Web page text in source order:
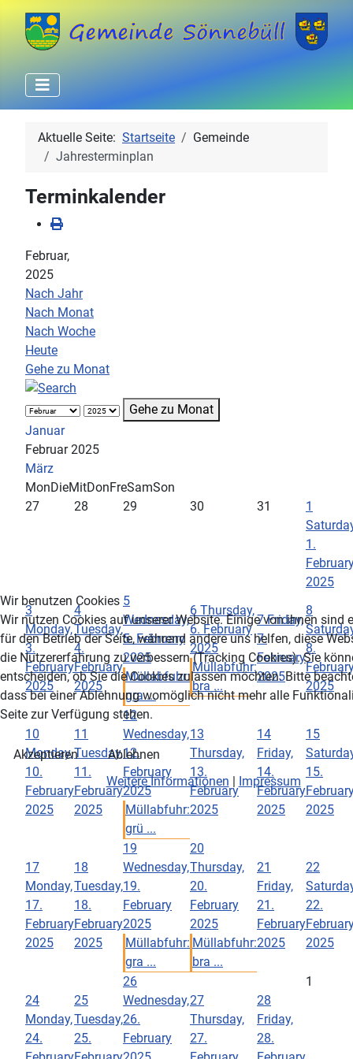
Aktuelle Seite: Startseite
Gemeinde
Jahresterminplan
Terminkalender
Februar,
2025
Nach Jahr
Nach Monat
Nach Woche
Heute
Gehe zu Monat
Gehe zu Monat
Januar
Februar 2025
März
MonDieMitDonFreSamSon
27
28 29 30 31
1
1.
2025
3
Monday,
3.
February
2025
4
Tuesday,
4.
February
2025
5
Wednesday,
5. February
2025
Müllabfuhr:
gra ...
6 Thursday,
6. February
2025
Müllabfuhr:
bra ...
7 Friday,
7.
February
2025
8
8.
2025
10
Monday,
10.
February
2025
11
Tuesday,
11.
February
2025
12
Wednesday,
12.
February
2025
Müllabfuhr:
grü ...
13
Thursday,
13.
February
2025
14
Friday,
14.
February
2025
15
15.
2025
17
Monday,
17.
February
2025
18
Tuesday,
18.
February
2025
19
Wednesday,
19.
February
2025
Müllabfuhr:
gra ...
20
Thursday,
20.
February
2025
Müllabfuhr:
bra ...
21
Friday,
21.
February
2025
22
22.
2025
24
Monday,
24.
25
Tuesday,
25.
26
Wednesday,
26.
February
27
Thursday,
27.
28
Friday,
28.
1
Wir benutzen Cookies
Wir nutzen Cookies auf unserer Website. Einige von ihnen sind
für den Betrieb der Seite, während andere uns helfen, diese
die Nutzererfahrung zu verbessern (Tracking Cookies). Sie
entscheiden, ob Sie die Cookies zulassen möchten. Bitte
dass bei einer Ablehnung womöglich nicht mehr alle
Seite zur Verfügung stehen.
Akzeptieren
Ablehnen
Weitere Informationen | Impressum